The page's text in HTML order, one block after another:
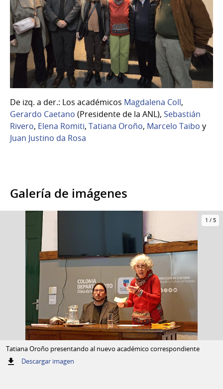
De izq. a der.: Los académicos Magdalena Coll,
Gerardo Caetano (Presidente de la ANL), Sebastián
Rivero, Elena Romiti, Tatiana Oroño, Marcelo Taibo y
Juan Justino da Rosa
Galería de imágenes
1 / 5
Tatiana Oroño presentando al nuevo académico correspondiente
Descargar imagen: